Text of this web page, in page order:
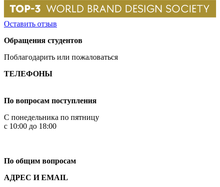
Оставить отзыв
Обращения студентов
Поблагодарить или пожаловаться
ТЕЛЕФОНЫ
По вопросам поступления
С понедельника по пятницу
с 10:00 до 18:00
По общим вопросам
АДРЕС И EMAIL